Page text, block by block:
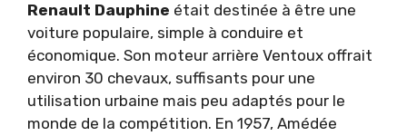
Renault Dauphine était destinée à être une
voiture populaire, simple à conduire et
économique. Son moteur arrière Ventoux offrait
environ 30 chevaux, suffisants pour une
utilisation urbaine mais peu adaptés pour le
monde de la compétition. En 1957, Amédée